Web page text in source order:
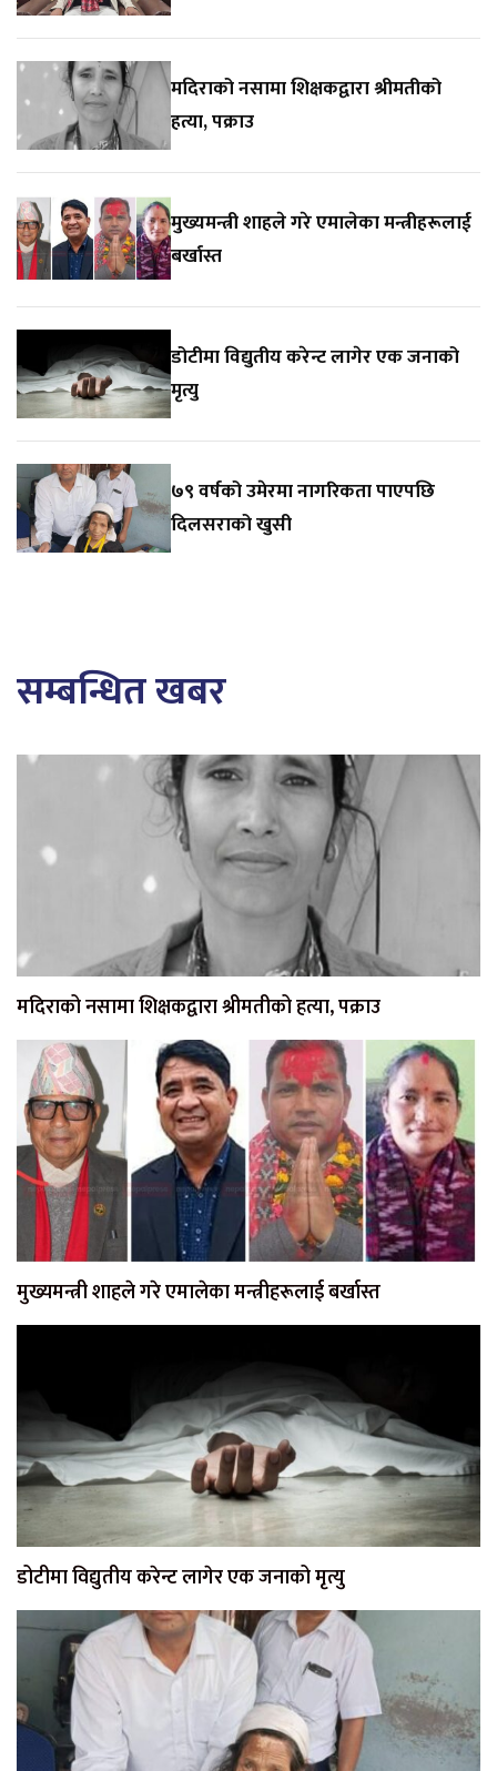
मदिराको नसामा शिक्षकद्वारा श्रीमतीको
हत्या, पक्राउ
मुख्यमन्त्री शाहले गरे एमालेका मन्त्रीहरूलाई
बर्खास्त
डोटीमा विद्युतीय करेन्ट लागेर एक जनाको
मृत्यु
७९ वर्षको उमेरमा नागरिकता पाएपछि
दिलसराको खुसी
सम्बन्धित खबर
मदिराको नसामा शिक्षकद्वारा श्रीमतीको हत्या, पक्राउ
मुख्यमन्त्री शाहले गरे एमालेका मन्त्रीहरूलाई बर्खास्त
डोटीमा विद्युतीय करेन्ट लागेर एक जनाको मृत्यु